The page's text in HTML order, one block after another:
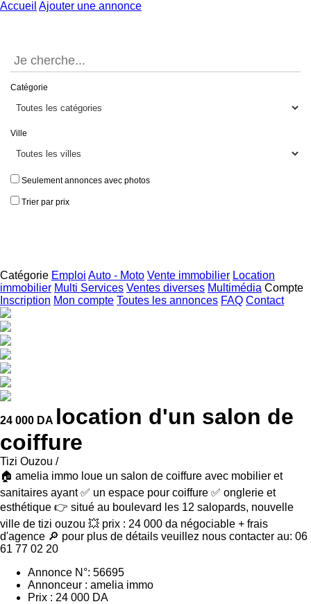
Accueil Ajouter une annonce
Catégorie
Ville
Seulement annonces avec photos
Trier par prix
Catégorie Emploi Auto - Moto Vente immobilier Location
immobilier Multi Services Ventes diverses Multimédia Compte
Inscription Mon compte Toutes les annonces FAQ Contact
24 000 DA location d'un salon de
coiffure
Tizi Ouzou /
🏠 amelia immo loue un salon de coiffure avec mobilier et
sanitaires ayant ✅ un espace pour coiffure ✅ onglerie et
esthétique 👉 situé au boulevard les 12 salopards, nouvelle
ville de tizi ouzou 💥 prix : 24 000 da négociable + frais
d'agence 🔎 pour plus de détails veuillez nous contacter au: 06
61 77 02 20
Annonce N°: 56695
Annonceur : amelia immo
Prix : 24 000 DA